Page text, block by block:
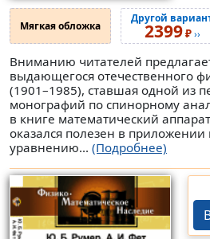
Мягкая обложка
Другой
2399₽››
Вниманию читателей
выдающегося отечественного
(1901–1985), ставшая одной из
монографий по спинорному
в книге математический
оказался полезен в приложении
уравнению... (Подробнее)